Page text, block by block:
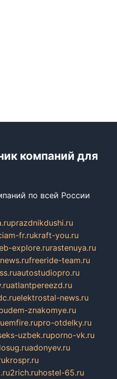
компаний для
по всей России
prazdnikdushi.ru
fr.rukraft-you.ru
explore.rurastenuya.ru
freeride-team.ru
autostudiopro.ru
atlantpereezd.ru
elektrostal-news.ru
znakomye.ru
emfire.rupro-otdelky.ru
uzbek.ruporno-vk.ru
adonyev.ru
krospr.ru
2rich.ruhostel-65.ru